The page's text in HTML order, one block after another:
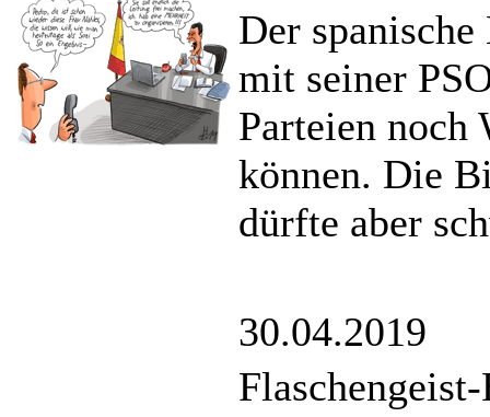
Der
mit seiner
Parteien noch
können. Die
dürfte aber
30.04.2019